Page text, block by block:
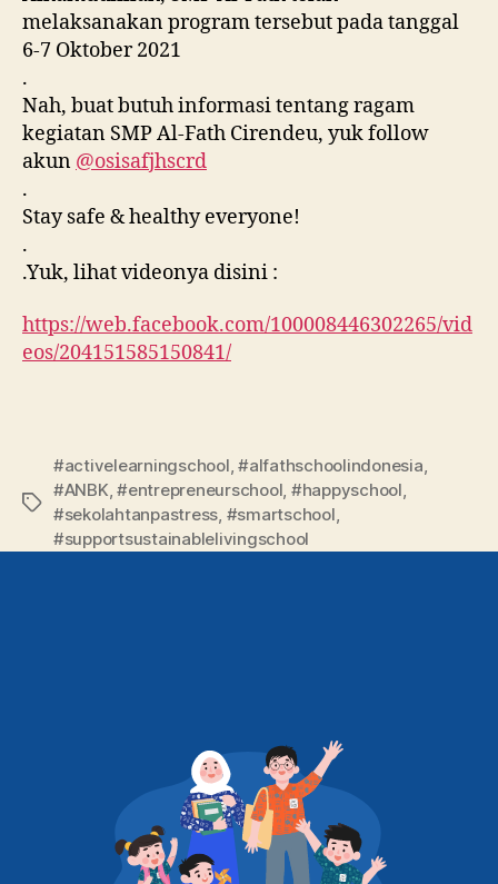
melaksanakan program tersebut pada tanggal
6-7 Oktober 2021
.
Nah, buat butuh informasi tentang ragam
kegiatan SMP Al-Fath Cirendeu, yuk follow
akun @osisafjhscrd
.
Stay safe & healthy everyone!
.
.Yuk, lihat videonya disini :
https://web.facebook.com/100008446302265/vid
eos/204151585150841/
#activelearningschool ,#alfathschoolindonesia
#ANBK ,#entrepreneurschool #happyschool
#sekolahtanpastress #smartschool
#supportsustainablelivingschool